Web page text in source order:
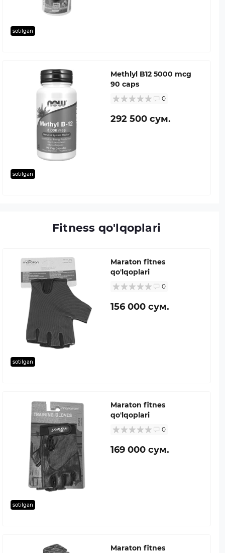
sotilgan
sotilgan
Methlyl B12 5000 mcg
90 caps
0
292 500 сум.
Fitness qo'lqoplari
sotilgan
Maraton fitnes
qo'lqoplari
0
156 000 сум.
sotilgan
Maraton fitnes
qo'lqoplari
0
169 000 сум.
Maraton fitnes